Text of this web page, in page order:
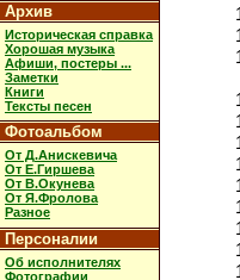
Архив
Историческая справка
Хорошая музыка
Афиши, постеры ...
Заметки
Книги
Тексты песен
Фотоальбом
От Д.Анискевича
От Е.Гиршева
От В.Окунева
От Я.Фролова
Разное
Персоналии
Об исполнителях
Фотографии